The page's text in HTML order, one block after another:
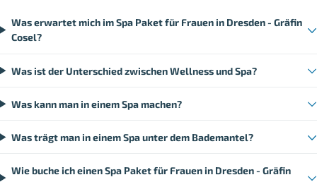
Was erwartet mich im Spa Paket für Frauen in Dresden - Gräfin
Cosel?
Was ist der Unterschied zwischen Wellness und Spa?
Was kann man in einem Spa machen?
Was trägt man in einem Spa unter dem Bademantel?
Wie buche ich einen Spa Paket für Frauen in Dresden - Gräfin